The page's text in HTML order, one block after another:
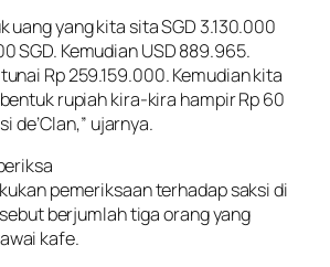
uang yang kita sita SGD 3.130.000
SGD. Kemudian USD 889.965.
Rp 259.159.000. Kemudian kita
rupiah kira-kira hampir Rp 60
de’Clan,” ujarnya.
pemeriksaan terhadap saksi di
berjumlah tiga orang yang
kafe.